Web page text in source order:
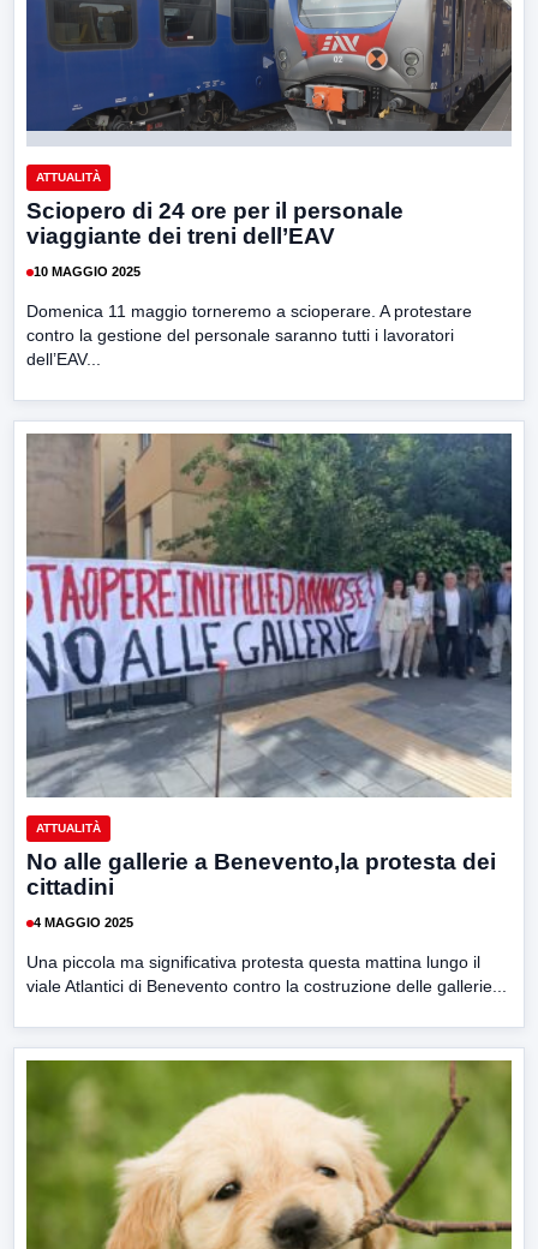
ATTUALITÀ
Sciopero di 24 ore per il personale
viaggiante dei treni dell’EAV
10 MAGGIO 2025
Domenica 11 maggio torneremo a scioperare. A protestare
contro la gestione del personale saranno tutti i lavoratori
dell’EAV...
ATTUALITÀ
No alle gallerie a Benevento,la protesta dei
cittadini
4 MAGGIO 2025
Una piccola ma significativa protesta questa mattina lungo il
viale Atlantici di Benevento contro la costruzione delle gallerie...